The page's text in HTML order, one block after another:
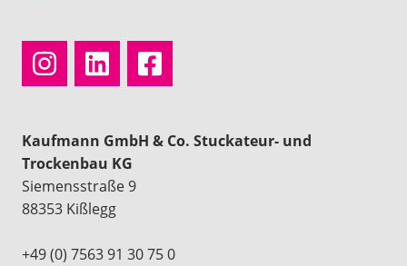
Kaufmann GmbH & Co. Stuckateur- und
Trockenbau KG
Siemensstraße 9
88353 Kißlegg
+49 (0) 7563 91 30 75 0